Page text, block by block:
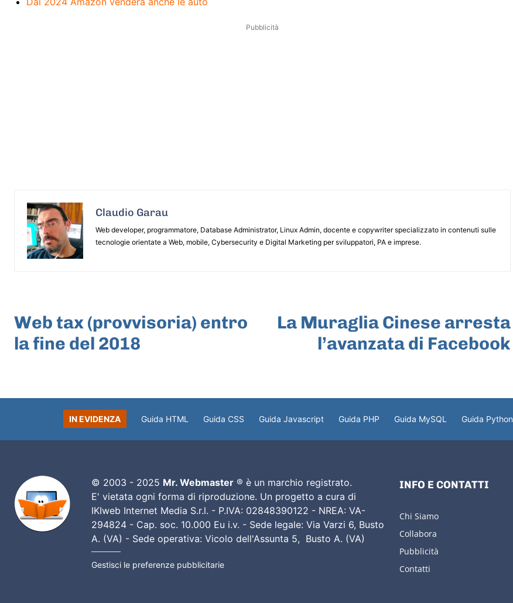
Pubblicità
Claudio Garau
Web developer, programmatore, Database Administrator, Linux Admin, docente e copywriter specializzato in contenuti sulle
tecnologie orientate a Web, mobile, Cybersecurity e Digital Marketing per sviluppatori, PA e imprese.
Web tax (provvisoria) entro
la fine del 2018
La Muraglia Cinese arresta
l’avanzata di Facebook
IN EVIDENZA Guida HTML Guida CSS Guida Javascript Guida PHP Guida MySQL Guida Python
© 2003 - 2025 Mr. Webmaster® è un marchio registrato.
E' vietata ogni forma di riproduzione. Un progetto a cura di
IKIweb Internet Media S.r.l. - P.IVA: 02848390122 - NREA: VA-
294824 - Cap. soc. 10.000 Eu i.v. - Sede legale: Via Varzi 6, Busto
A. (VA) - Sede operativa: Vicolo dell'Assunta 5, Busto A. (VA)
Gestisci le preferenze pubblicitarie
INFO E CONTATTI
Chi Siamo
Collabora
Pubblicità
Contatti